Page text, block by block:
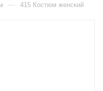
— 415 Костюм женский